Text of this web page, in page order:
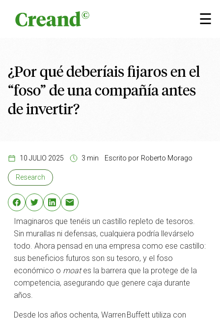
☰
×
¿Por qué deberíais fijaros en el
“foso” de una compañía antes
de invertir?
10 JULIO 2025 3 min Escrito por Roberto Morago
Research
Imaginaros que tenéis un castillo repleto de tesoros.
Sin murallas ni defensas, cualquiera podría llevárselo
todo. Ahora pensad en una empresa como ese castillo:
sus beneficios futuros son su tesoro, y el foso
económico o moates la barrera que la protege de la
competencia, asegurando que genere caja durante
años.
Desde los años ochenta, Warren Buffett utiliza con